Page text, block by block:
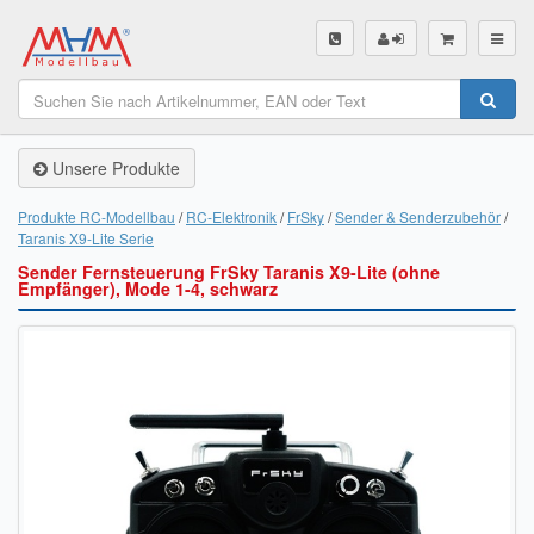
SHOP
Unsere Produkte
Servo Finder
BL-Motor Finder
Luftschrauben Finder
Sendungsverfolgung DHL
Unsere Produkte
Produkte RC-Modellbau RC-Elektronik FrSky Sender & Senderzubehör
Taranis X9-Lite Serie
Sender Fernsteuerung FrSky Taranis X9-Lite (ohne
Empfänger), Mode 1-4, schwarz